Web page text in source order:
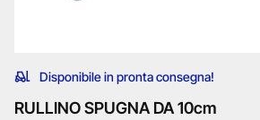
Disponibile in pronta consegna!
RULLINO SPUGNA DA 10cm